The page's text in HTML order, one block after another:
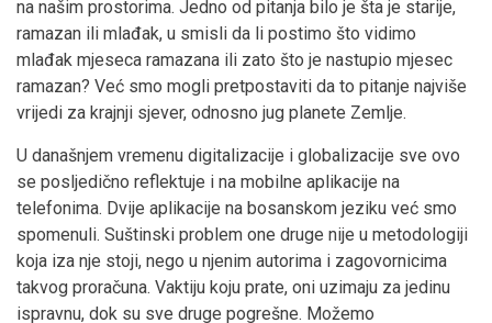
na našim prostorima. Jedno od pitanja bilo je šta je starije,
ramazan ili mlađak, u smisli da li postimo što vidimo
mlađak mjeseca ramazana ili zato što je nastupio mjesec
ramazan? Već smo mogli pretpostaviti da to pitanje najviše
vrijedi za krajnji sjever, odnosno jug planete Zemlje.
U današnjem vremenu digitalizacije i globalizacije sve ovo
se posljedično reflektuje i na mobilne aplikacije na
telefonima. Dvije aplikacije na bosanskom jeziku već smo
spomenuli. Suštinski problem one druge nije u metodologiji
koja iza nje stoji, nego u njenim autorima i zagovornicima
takvog proračuna. Vaktiju koju prate, oni uzimaju za jedinu
ispravnu, dok su sve druge pogrešne. Možemo